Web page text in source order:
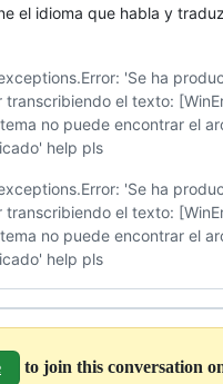
el idioma que habla y
'Se ha
transcribiendo el texto:
no puede encontrar el
help pls
'Se ha
transcribiendo el texto:
no puede encontrar el
help pls
to join this conversation